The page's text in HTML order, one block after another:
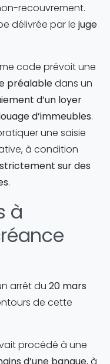
recouvrement.
délivrée par le juge
code prévoit une
préalabledans un
d’un loyer
d’immeubles.
une saisie
à condition
strictement sur des
.
à
arrêt du 20 mars
de cette
procédé à une